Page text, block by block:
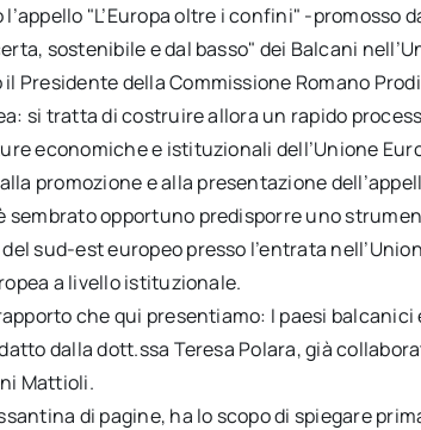
"L’Europa oltre i confini" -promosso
sostenibile e dal basso" dei Balcani
Presidente della Commissione Romano
si tratta di costruire allora un rapido
economiche e istituzionali dell’Unione
promozione e alla presentazione
sembrato opportuno predisporre uno
sud-est europeo presso l’entrata
a livello istituzionale.
che qui presentiamo: I paesi balcanici
dalla dott.ssa Teresa Polara, già
Mattioli.
di pagine, ha lo scopo di spiegare